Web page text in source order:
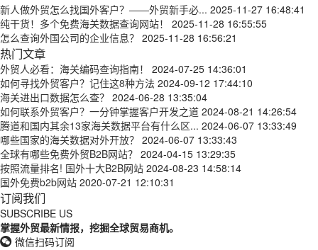
新人做外贸怎么找国外客户？——外贸新手必... 2025-11-27 16:48:41
纯干货！多个免费海关数据查询网站！
2025-11-28 16:55:55
怎么查询外国公司的企业信息？ 2025-11-28 16:56:21
热门文章
外贸人必看：海关编码查询指南！
2024-07-25 14:36:01
如何寻找外贸客户？记住这8种方法 2024-09-12 17:44:10
海关进出口数据怎么查？ 2024-06-28 13:35:04
如何联系外贸客户？一分钟掌握客户开发之道 2024-08-21 14:26:54
腾道和国内其余13家海关数据平台有什么区... 2024-06-07 13:33:49
哪些国家的海关数据对外开放？ 2024-06-07 13:33:43
全球有哪些免费外贸B2B网站？ 2024-04-15 13:29:35
按照流量排名! 国外十大B2B网站 2024-08-23 14:58:14
国外免费b2b网站 2020-07-21 12:10:31
订阅我们
SUBSCRIBE US
掌握外贸最新情报，挖掘全球贸易商机。
微信扫码订阅